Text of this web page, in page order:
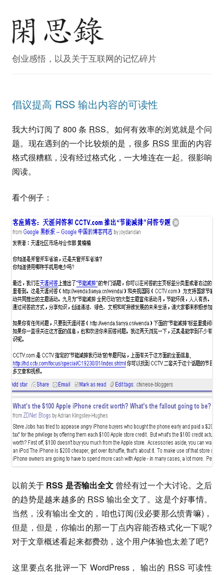
创业感悟，以及关于互联网的记忆碎片
倡议提高 RSS 输出内容的可读性
我大约订阅了 800 条 RSS。如何有效率的浏览就是个问
题。现在遇到的一个比较烦的是，很多 RSS 里面的内容
格式很糟糕，没有经过格式化，一大堆连在一起。很影响
阅读。
看个例子：
以前关于 RSS 是否输出全文 曾经有过一个大讨论。之后
的趋势是越来越多的 RSS 输出全文了。这是个好事情。
当然，没有输出全文的，咱也订阅(没必要那么愤青嘛)，
但是，但是，你输出的那一丁点内容能否格式化一下呢?
对于文章概述看起来都费劲，这个用户体验也太差了吧?
这里要点名批评一下 WordPress， 输出的 RSS 可读性